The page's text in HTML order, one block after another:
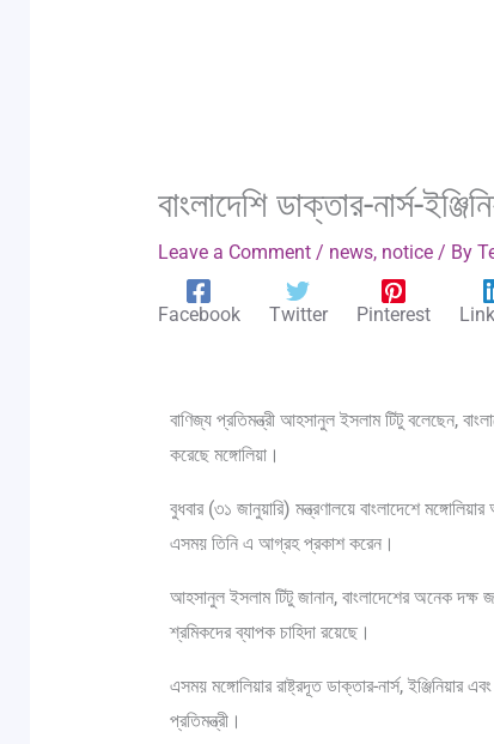
বাংলাদেশি ডাক্তার-নার্স-
Leave a Comment / news, notice/ By
Facebook Twitter Pinterest
বাণিজ্য প্রতিমন্ত্রী আহসানুল ইসলাম টিটু বলেছেন,
করেছে মঙ্গোলিয়া।
বুধবার (৩১ জানুয়ারি) মন্ত্রণালয়ে বাংলাদেশে
এসময় তিনি এ আগ্রহ প্রকাশ করেন।
আহসানুল ইসলাম টিটু জানান, বাংলাদেশের অনেক দক্ষ
শ্রমিকদের ব্যাপক চাহিদা রয়েছে।
এসময় মঙ্গোলিয়ার রাষ্ট্রদূত ডাক্তার-নার্স,
প্রতিমন্ত্রী।